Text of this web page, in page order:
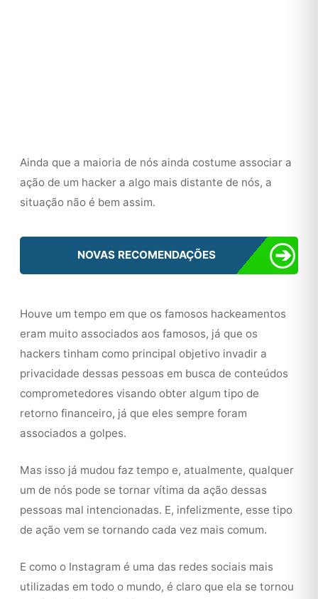
Ainda que a maioria de nós ainda costume associar a
ação de um hacker a algo mais distante de nós, a
situação não é bem assim.
NOVAS RECOMENDAÇÕES ➔
Houve um tempo em que os famosos hackeamentos
eram muito associados aos famosos, já que os
hackers tinham como principal objetivo invadir a
privacidade dessas pessoas em busca de conteúdos
comprometedores visando obter algum tipo de
retorno financeiro, já que eles sempre foram
associados a golpes.
Mas isso já mudou faz tempo e, atualmente, qualquer
um de nós pode se tornar vítima da ação dessas
pessoas mal intencionadas. E, infelizmente, esse tipo
de ação vem se tornando cada vez mais comum.
E como o Instagram é uma das redes sociais mais
utilizadas em todo o mundo, é claro que ela se tornou